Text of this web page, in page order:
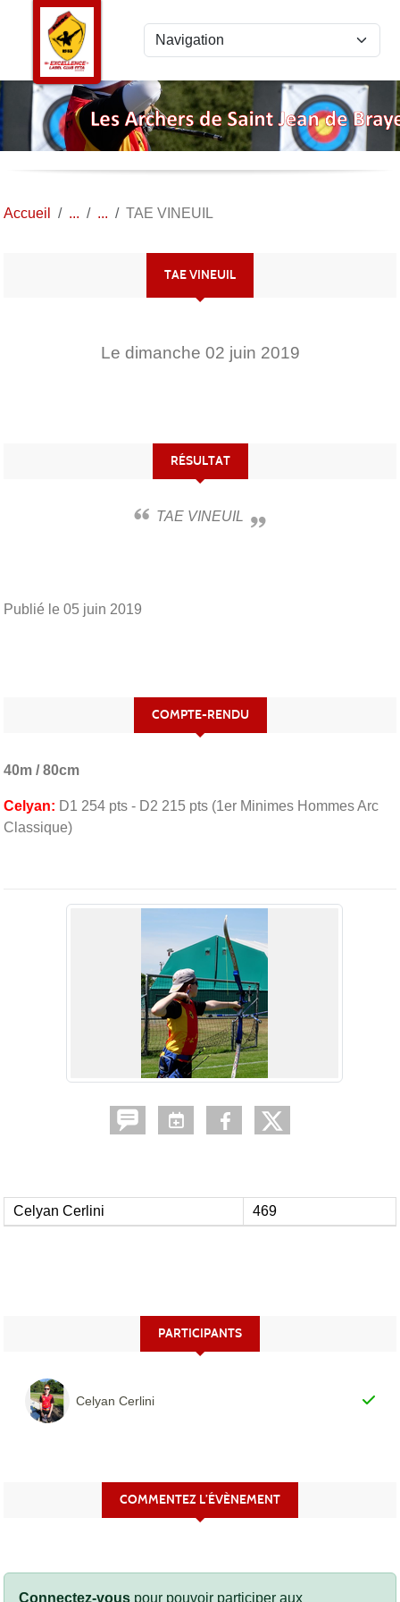
Accueil TAE VINEUIL
TAE VINEUIL
Le dimanche 02 juin 2019
RÉSULTAT
TAE VINEUIL
Publié le 05 juin 2019
COMPTE-RENDU
40m / 80cm
Celyan: D1 254 pts - D2 215 pts (1er Minimes Hommes Arc
Classique)
Celyan Cerlini 469
PARTICIPANTS
Celyan Cerlini
COMMENTEZ L’ÉVÈNEMENT
Connectez-vous pour pouvoir participer aux
Panneau de gestion des cookies